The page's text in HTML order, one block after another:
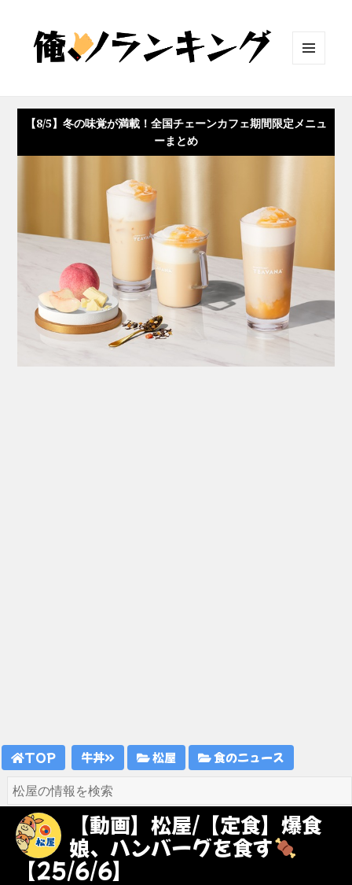
ット
【8/5】冬の味覚が満載！全国チェーンカフェ期間限定メニュ
ーまとめ
TOP 牛丼 松屋 食のニュース
【動画】松屋/【定食】爆食
娘、ハンバーグを食す
【25/6/6】